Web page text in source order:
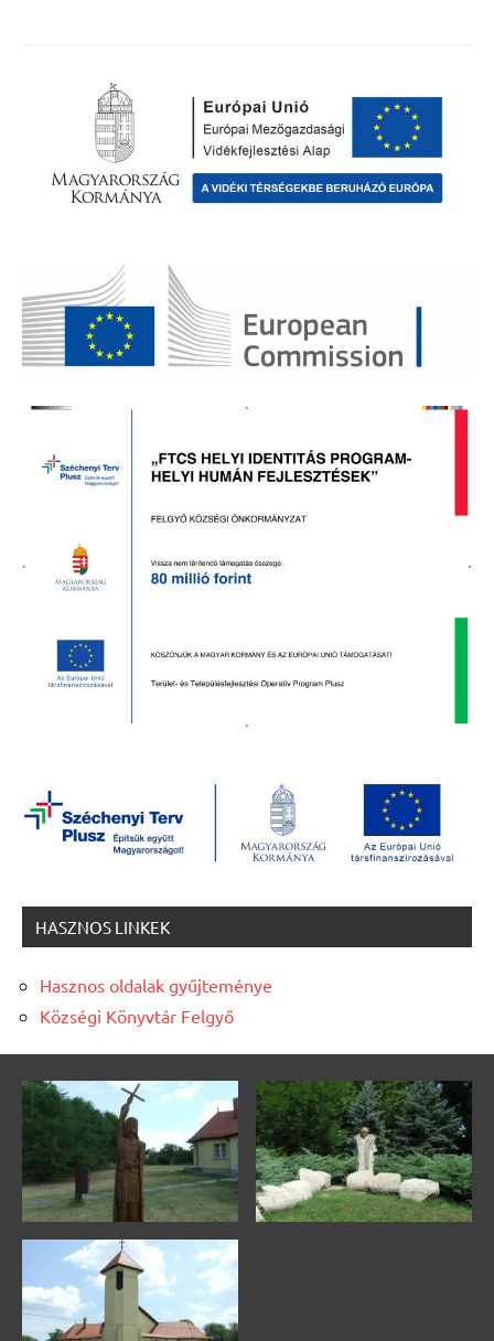
HASZNOS LINKEK
Hasznos oldalak gyűjteménye
Községi Könyvtár Felgyő